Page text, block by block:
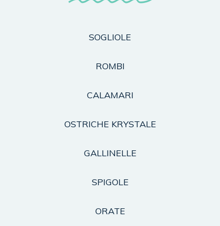
SOGLIOLE
ROMBI
CALAMARI
OSTRICHE KRYSTALE
GALLINELLE
SPIGOLE
ORATE